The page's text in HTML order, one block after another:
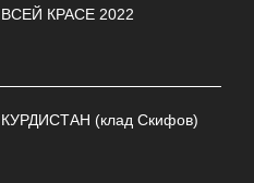
КРАСЕ 2022
(клад Скифов)